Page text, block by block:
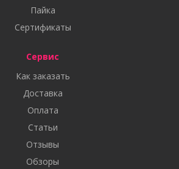
Пайка
Сертификаты
Сервис
Как заказать
Доставка
Оплата
Статьи
Отзывы
Обзоры